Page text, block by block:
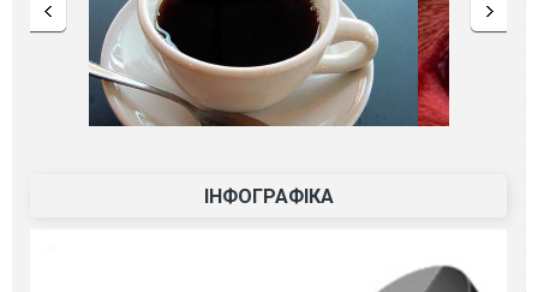
ІНФОГРАФІКА